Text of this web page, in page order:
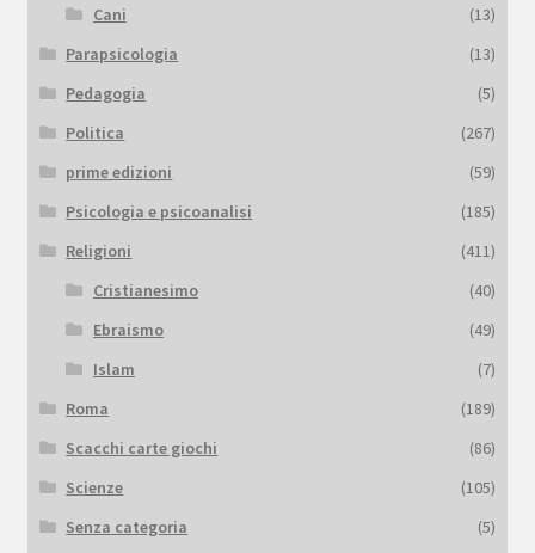
Cani
(13)
Parapsicologia
(13)
Pedagogia
(5)
Politica
(267)
prime edizioni
(59)
Psicologia e psicoanalisi
(185)
Religioni
(411)
Cristianesimo
(40)
Ebraismo
(49)
Islam
(7)
Roma
(189)
Scacchi carte giochi
(86)
Scienze
(105)
Senza categoria
(5)